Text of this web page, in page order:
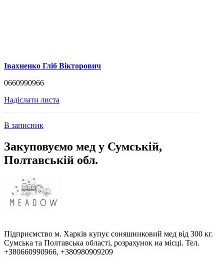
Івахненко Гліб Вікторович
0660990966
Надіслати листа
В записник
Закуповуємо мед у Сумській,
Полтавській обл.
Підприємство м. Харків купує соняшниковий мед від 300 кг.
Сумська та Полтавська області, розрахунок на місці. Тел.
+380660990966, +380980909209